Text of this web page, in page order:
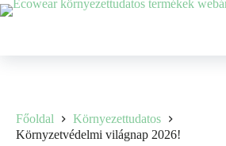
Ugrás
a
Főoldal
Környezettudatos
Környzetvédelmi világnap 2026!